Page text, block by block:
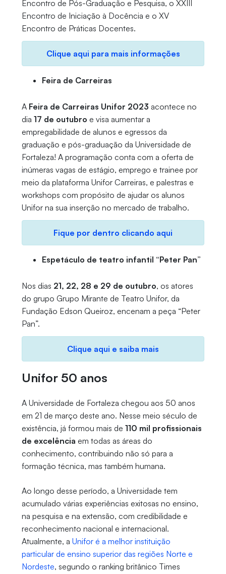
Encontro de Pós-Graduação e Pesquisa, o XXIII
Encontro de Iniciação à Docência e o XV
Encontro de Práticas Docentes.
Clique aqui para mais informações
Feira de Carreiras
A Feira de Carreiras Unifor 2023 acontece no
dia 17 de outubro e visa aumentar a
empregabilidade de alunos e egressos da
graduação e pós-graduação da Universidade de
Fortaleza! A programação conta com a oferta de
inúmeras vagas de estágio, emprego e trainee por
meio da plataforma Unifor Carreiras, e palestras e
workshops com propósito de ajudar os alunos
Unifor na sua inserção no mercado de trabalho.
Fique por dentro clicando aqui
Espetáculo de teatro infantil “Peter Pan”
Nos dias 21, 22, 28 e 29 de outubro, os atores
do grupo Grupo Mirante de Teatro Unifor, da
Fundação Edson Queiroz, encenam a peça “Peter
Pan”.
Clique aqui e saiba mais
Unifor 50 anos
A Universidade de Fortaleza chegou aos 50 anos
em 21 de março deste ano. Nesse meio século de
existência, já formou mais de 110 mil profissionais
de excelência em todas as áreas do
conhecimento, contribuindo não só para a
formação técnica, mas também humana.
Ao longo desse período, a Universidade tem
acumulado várias experiências exitosas no ensino,
na pesquisa e na extensão, com credibilidade e
reconhecimento nacional e internacional.
Atualmente, a Unifor é a melhor instituição
particular de ensino superior das regiões Norte e
Nordeste, segundo o ranking britânico Times